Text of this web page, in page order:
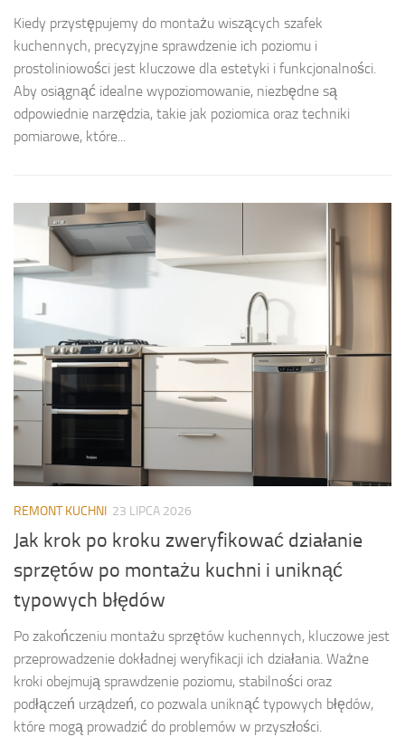
Kiedy przystępujemy do montażu wiszących szafek
kuchennych, precyzyjne sprawdzenie ich poziomu i
prostoliniowości jest kluczowe dla estetyki i funkcjonalności.
Aby osiągnąć idealne wypoziomowanie, niezbędne są
odpowiednie narzędzia, takie jak poziomica oraz techniki
pomiarowe, które...
REMONT KUCHNI 23 LIPCA 2026
Jak krok po kroku zweryfikować działanie
sprzętów po montażu kuchni i uniknąć
typowych błędów
Po zakończeniu montażu sprzętów kuchennych, kluczowe jest
przeprowadzenie dokładnej weryfikacji ich działania. Ważne
kroki obejmują sprawdzenie poziomu, stabilności oraz
podłączeń urządzeń, co pozwala uniknąć typowych błędów,
które mogą prowadzić do problemów w przyszłości.